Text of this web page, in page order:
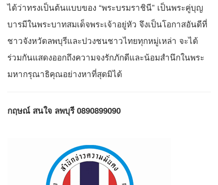
ได้ว่าทรงเป็นต้นแบบของ “พระบรมราชินี” เป็นพระคู่บุญ
บารมีในพระบาทสมเด็จพระเจ้าอยู่หัว จึงเป็นโอกาสอันดีที่
ชาวจังหวัดลพบุรีและปวงชนชาวไทยทุกหมู่เหล่า จะได้
ร่วมกันแสดงออกถึงความจงรักภักดีและน้อมสำนึกในพระ
มหากรุณาธิคุณอย่างหาที่สุดมิได้
กฤษณ์ สนใจ ลพบุรี 0890899090